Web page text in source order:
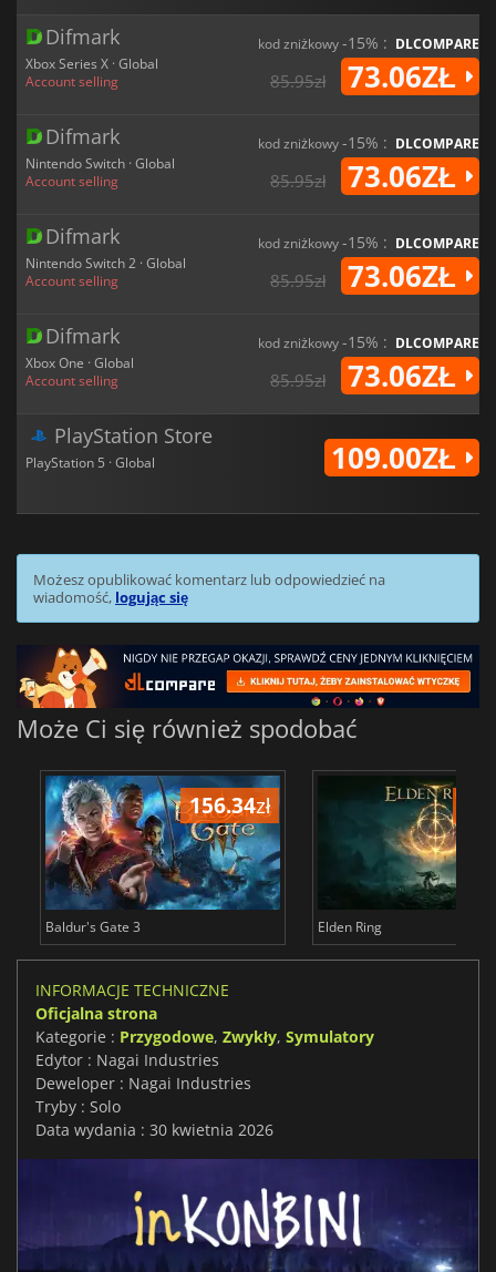
Difmark
Xbox Series X · Global
Account selling
kod zniżkowy-15% : DLCOMPARE
85.95zł 73.06ZŁ
Difmark
Nintendo Switch · Global
Account selling
kod zniżkowy-15% : DLCOMPARE
85.95zł 73.06ZŁ
Difmark
Nintendo Switch 2 · Global
Account selling
kod zniżkowy-15% : DLCOMPARE
85.95zł 73.06ZŁ
Difmark
Xbox One · Global
Account selling
kod zniżkowy-15% : DLCOMPARE
85.95zł 73.06ZŁ
PlayStation Store
PlayStation 5 · Global 109.00ZŁ
Możesz opublikować komentarz lub odpowiedzieć na
wiadomość, logując się
Może Ci się również spodobać
156.34zł
Baldur's Gate 3 Elden Ring
INFORMACJE TECHNICZNE
Oficjalna strona
Kategorie : Przygodowe, Zwykły, Symulatory
Edytor : Nagai Industries
Deweloper : Nagai Industries
Tryby : Solo
Data wydania : 30 kwietnia 2026